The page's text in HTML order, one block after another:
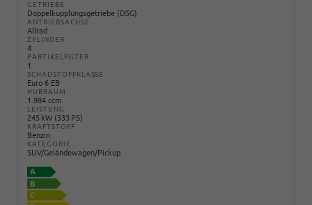
GETRIEBE
Doppelkupplungsgetriebe (DSG)
ANTRIEBSACHSE
Allrad
ZYLINDER
4
PARTIKELFILTER
1
SCHADSTOFFKLASSE
Euro 6 EB
HUBRAUM
1.984 ccm
LEISTUNG
245 kW (333 PS)
KRAFTSTOFF
Benzin
KATEGORIE
SUV/Geländewagen/Pickup